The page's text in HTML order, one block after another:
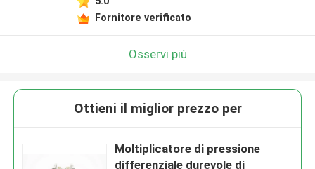
Fornitore verificato
Osservi più
Ottieni il miglior prezzo per
Moltiplicatore di pressione
differenziale durevole di